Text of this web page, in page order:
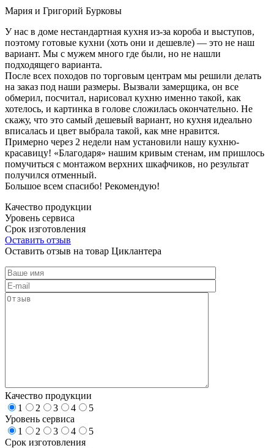
Мария и Григорий Бурковы
У нас в доме нестандартная кухня из-за короба и выступов,
поэтому готовые кухни (хоть они и дешевле) — это не наш
вариант. Мы с мужем много где были, но не нашли
подходящего варианта.
После всех походов по торговым центрам мы решили делать
на заказ под наши размеры. Вызвали замерщика, он все
обмерил, посчитал, нарисовал кухню именно такой, как
хотелось, и картинка в голове сложилась окончательно. Не
скажу, что это самый дешевый вариант, но кухня идеально
вписалась и цвет выбрала такой, как мне нравится.
Примерно через 2 недели нам установили нашу кухню-
красавицу! «Благодаря» нашим кривым стенам, им пришлось
помучиться с монтажом верхних шкафчиков, но результат
получился отменный.
Большое всем спасибо! Рекомендую!
Качество продукции
Уровень сервиса
Срок изготовления
Оставить отзыв
Оставить отзыв на товар Циклантера
Качество продукции
1
2 3 4
5
Уровень сервиса
1
2 3 4
5
Срок изготовления